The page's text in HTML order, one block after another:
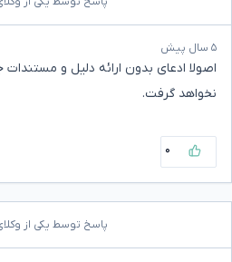
۵ سال پیش
اصولا ادعای بدون ارائه دلیل و
نخواهد گرفت.
۰
پاسخ توسط یکی از